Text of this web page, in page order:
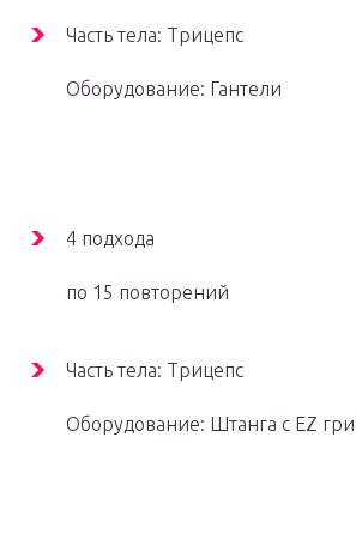
Часть тела: Трицепс
Оборудование: Гантели
4 подхода
по 15 повторений
Часть тела: Трицепс
Оборудование: Штанга с EZ